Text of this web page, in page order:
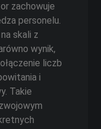
zachowuje
personelu.
skali z
wynik,
liczb
i
Takie